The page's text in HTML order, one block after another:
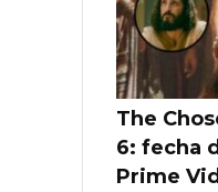
The
6: fecha
Prime